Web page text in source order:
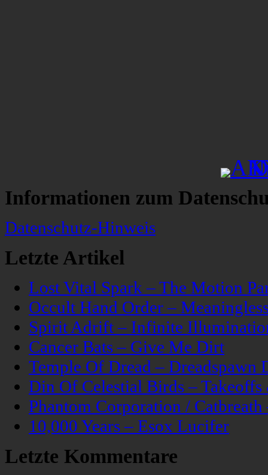
Informationen zum
Datenschutz-Hinweis
Letzte Artikel
Lost Vital Spark – The Motion
Occult Hand Order –
Spirit Adrift – Infinite
Cancer Bats – Give Me Dirt
Temple Of Dread – Dreadspawn
Din Of Celestial Birds –
Phantom Corporation /
10,000 Years – Esox Lucifer
Letzte Kommentare